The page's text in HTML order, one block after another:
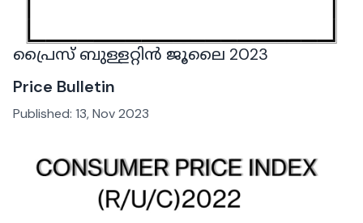
പ്രൈസ് ബുള്ളറ്റിൻ ജൂലൈ 2023
Price Bulletin
Published: 13, Nov 2023